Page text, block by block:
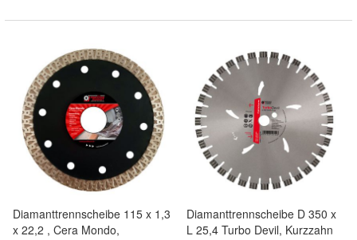
Diamanttrennscheibe 115 x 1,3
x 22,2 , Cera Mondo,
Diamanttrennscheibe D 350 x
L 25,4 Turbo Devil, Kurzzahn